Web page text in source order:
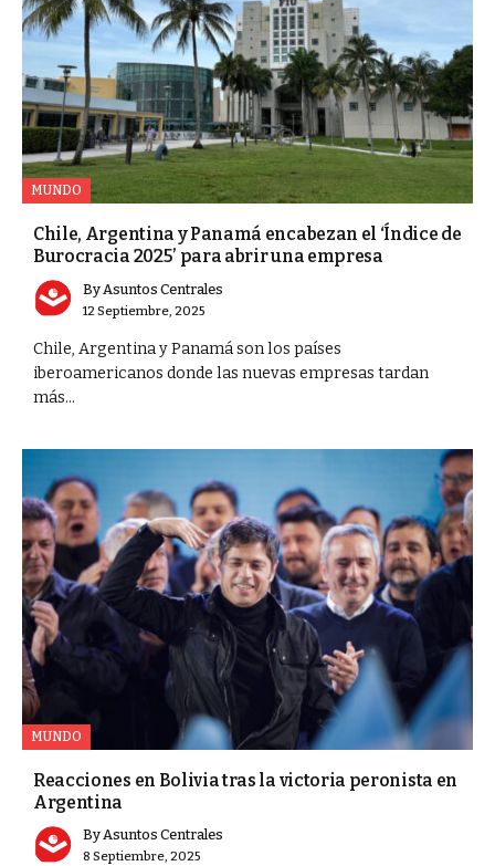
MUNDO
Chile, Argentina y Panamá encabezan el ‘Índice de
Burocracia 2025’ para abrir una empresa
By Asuntos Centrales
12 Septiembre, 2025
Chile, Argentina y Panamá son los países
iberoamericanos donde las nuevas empresas tardan
más...
MUNDO
Reacciones en Bolivia tras la victoria peronista en
Argentina
ByAsuntos Centrales
8 Septiembre, 2025